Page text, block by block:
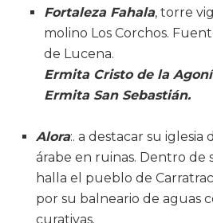
Fortaleza Fahala, torre
molino Los Corchos.
de Lucena.
Ermita Cristo de la
Ermita San Sebastián.
Alora:. a destacar su iglesia
árabe en ruinas. Dentro de
halla el pueblo de
por su balneario de aguas
curativas.